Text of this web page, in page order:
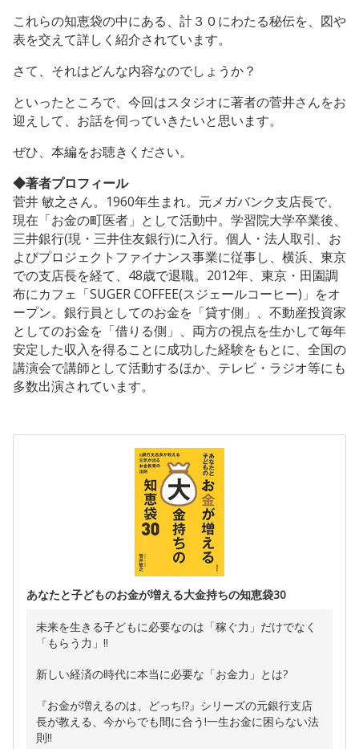
これらの知恵袋の中にある、計３０にわたる秘伝を、図や
表を交えて詳しく紹介されています。
さて、それはどんな内容なのでしょうか？
といったところで、今回はスタジオに著者の菅井さんをお
迎えして、お話を伺っていきたいと思います。
ぜひ、本編をお聴きください。
◆著者プロフィール
菅井 敏之さん。1960年生まれ。元メガバンク支店長で、
現在「お金の町医者」として活動中。学習院大学卒業後、
三井銀行(現・三井住友銀行)に入行。個人・法人取引、お
よびプロジェクトファイナンス事業に従事し、横浜、東京
での支店長を経て、48歳で退職。2012年、東京・田園調
布にカフェ「SUGER COFFEE(スジェールコーヒー)」をオ
ープン。銀行員としてのお金を「貸す側」、不動産投資家
としてのお金を「借りる側」、両方の視点を生かして毎年
安定した収入を得ることに成功した経験をもとに、全国の
講演会で講師として活動するほか、テレビ・ラジオ等にも
多数出演されています。
あなたと子どものお金が増える大金持ちの知恵袋30
未来を生きる子どもに必要なのは「稼ぐ力」だけでなく
「もらう力」!!
新しい経済の時代に本当に必要な「お金力」とは?
『お金が増えるのは、どっち!?』シリーズの元銀行支店
長が教える、今からでも間に合う!一生お金に困らない法
則!!